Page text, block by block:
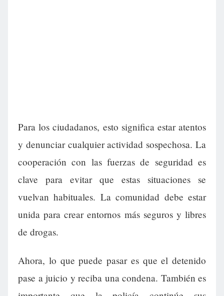
Para los ciudadanos, esto significa estar atentos
y denunciar cualquier actividad sospechosa. La
cooperación con las fuerzas de seguridad es
clave para evitar que estas situaciones se
vuelvan habituales. La comunidad debe estar
unida para crear entornos más seguros y libres
de drogas.
Ahora, lo que puede pasar es que el detenido
pase a juicio y reciba una condena. También es